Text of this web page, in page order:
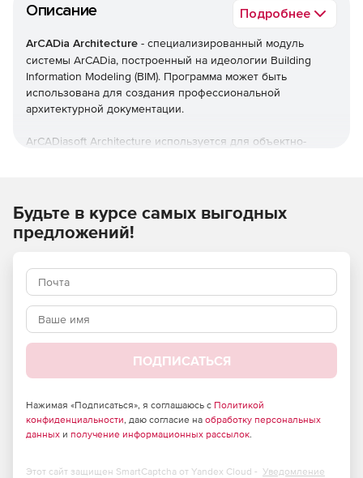
Описание Подробнее
ArCADia Architecture - специализированный модуль
системы ArCADia, построенный на идеологии Building
Information Modeling (BIM). Программа может быть
использована для создания профессиональной
архитектурной документации.
ArCADiasoft Architecture используется для объектно-
Будьте в курсе самых выгодных
предложений!
ПОДПИСАТЬСЯ
Нажимая «Подписаться», я соглашаюсь с Политикой
конфиденциальности, даю согласие на обработку персональных
данных и получение информационных рассылок.
Этот сайт защищен SmartCaptcha от Yandex Cloud - Уведомление